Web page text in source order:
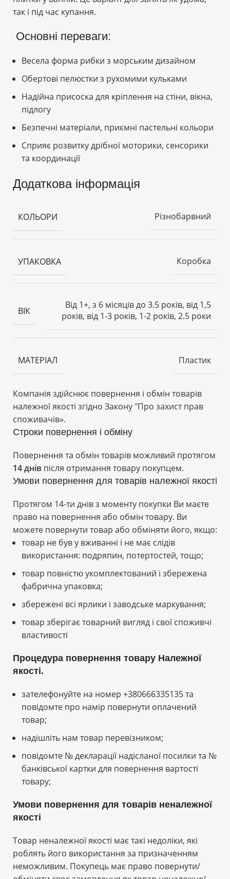
так і під час купання.
Основні переваги:
Весела форма рибки з морським дизайном
Обертові пелюстки з рухомими кульками
Надійна присоска для кріплення на стіни, вікна,
підлогу
Безпечні матеріали, приємні пастельні кольори
Сприяє розвитку дрібної моторики, сенсорики
та координації
Додаткова інформація
КОЛЬОРИ Різнобарвний
УПАКОВКА Коробка
ВІК
Від 1+, з 6 місяців до 3.5 років, від 1,5
років, від 1-3 років, 1-2 років, 2.5 роки
МАТЕРІАЛ Пластик
Компанія здійснює повернення і обмін товарів
належної якості згідно Закону "Про захист прав
споживачів».
Строки повернення і обміну
Повернення та обмін товарів можливий протягом
14 днів після отримання товару покупцем.
Умови повернення для товарів належної якості
Протягом 14-ти днів з моменту покупки Ви маєте
право на повернення або обмін товару. Ви
можете повернути товар або обміняти його, якщо:
товар не був у вживанні і не має слідів
використання: подряпин, потертостей, тощо;
товар повністю укомплектований і збережена
фабрична упаковка;
збережені всі ярлики і заводське маркування;
товар зберігає товарний вигляд і свої споживчі
властивості
Процедура повернення товару Належної
якості.
зателефонуйте на номер +380666335135 та
повідомте про намір повернути оплачений
товар;
надішліть нам товар перевізником;
повідомте № декларації надісланої посилки та №
банківської картки для повернення вартості
товару;
Умови повернення для товарів неналежної
якості
Товар неналежної якості має такі недоліки, які
роблять його використання за призначенням
неможливим. Покупець має право повернути/